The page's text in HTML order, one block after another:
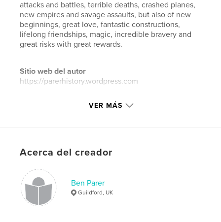
attacks and battles, terrible deaths, crashed planes,
new empires and savage assaults, but also of new
beginnings, great love, fantastic constructions,
lifelong friendships, magic, incredible bravery and
great risks with great rewards.
Sitio web del autor
https://parerhistory.wordpress.com
Características y detalles
N.º de páginas:318
Tapa blanda: 9781388007584
Fecha de publicación:nov. 24, 2018
IdiomaEnglish
VER MÁS
Acerca del creador
Ben Parer
Guildford, UK